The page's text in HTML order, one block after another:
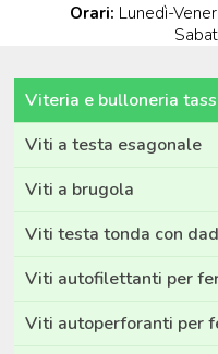
Orari: Lunedì-
Viteria e bulloneria
Viti a testa esagonale
Viti a brugola
Viti testa tonda con
Viti autofilettanti per
Viti autoperforanti per